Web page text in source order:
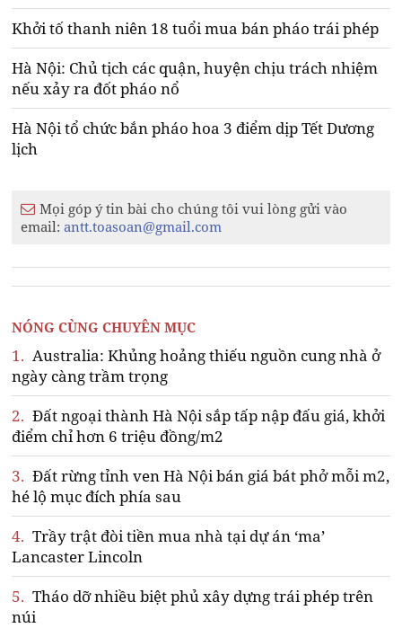
Khởi tố thanh niên 18 tuổi mua bán pháo trái phép
Hà Nội: Chủ tịch các quận, huyện chịu trách nhiệm
nếu xảy ra đốt pháo nổ
Hà Nội tổ chức bắn pháo hoa 3 điểm dịp Tết Dương
lịch
Mọi góp ý tin bài cho chúng tôi vui lòng gửi vào
email:antt.toasoan@gmail.com
NÓNG CÙNG CHUYÊN MỤC
1. Australia: Khủng hoảng thiếu nguồn cung nhà ở
ngày càng trầm trọng
2. Đất ngoại thành Hà Nội sắp tấp nập đấu giá, khởi
điểm chỉ hơn 6 triệu đồng/m2
3. Đất rừng tỉnh ven Hà Nội bán giá bát phở mỗi m2,
hé lộ mục đích phía sau
4. Trầy trật đòi tiền mua nhà tại dự án ‘ma’
Lancaster Lincoln
5. Tháo dỡ nhiều biệt phủ xây dựng trái phép trên
núi